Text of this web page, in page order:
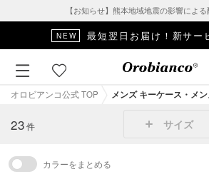
【お知らせ】熊本地域地震の影響によ
□■SALE対象アイテムは
オロビアンコ公式 TOP メンズ キーケース・メ
23件 サイズ
カラーをまとめる